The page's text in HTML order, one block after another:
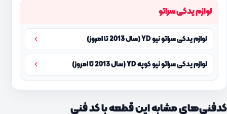
لوازم یدکی سراتو
لوازم یدکی سراتو نیو YD (سال 2013 تا امروز)
لوازم یدکی سراتو نیو کوپه YD (سال 2013 تا امروز)
کدفنی‌های مشابه این قطعه با کد فنی